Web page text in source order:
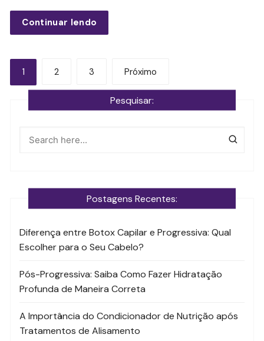
Continuar lendo
Navegação
por
1 2 3 Próximo
Pesquisar:
Postagens Recentes:
Diferença entre Botox Capilar e Progressiva: Qual
Escolher para o Seu Cabelo?
Pós-Progressiva: Saiba Como Fazer Hidratação
Profunda de Maneira Correta
A Importância do Condicionador de Nutrição após
Tratamentos de Alisamento